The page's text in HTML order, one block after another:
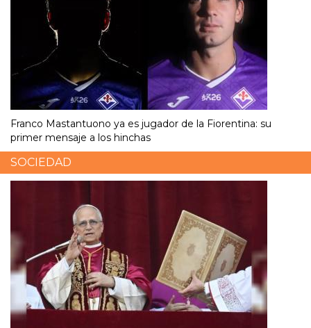
Franco Mastantuono ya es jugador de la Fiorentina: su
primer mensaje a los hinchas
SOCIEDAD